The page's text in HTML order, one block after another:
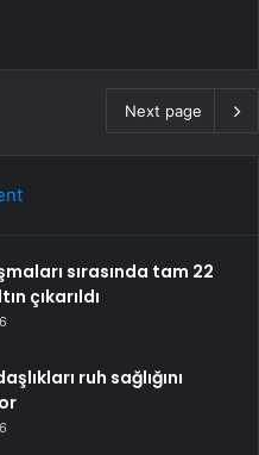
Next page
sırasında tam 22
çıkarıldı
ruh sağlığını